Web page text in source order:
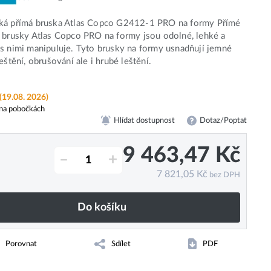
přímá bruska Atlas Copco G2412-1 PRO na formy Přímé
Atlas Copco PRO na formy jsou odolné, lehké a
nimi manipuluje. Tyto brusky na formy usnadňují jemné
obrušování ale i hrubé leštění.
2026)
pobočkách
Hlídat dostupnost Dotaz/Poptat
– + 9 463,47 Kč
7 821,05 Kč bez DPH
Do košíku
Porovnat Sdílet PDF